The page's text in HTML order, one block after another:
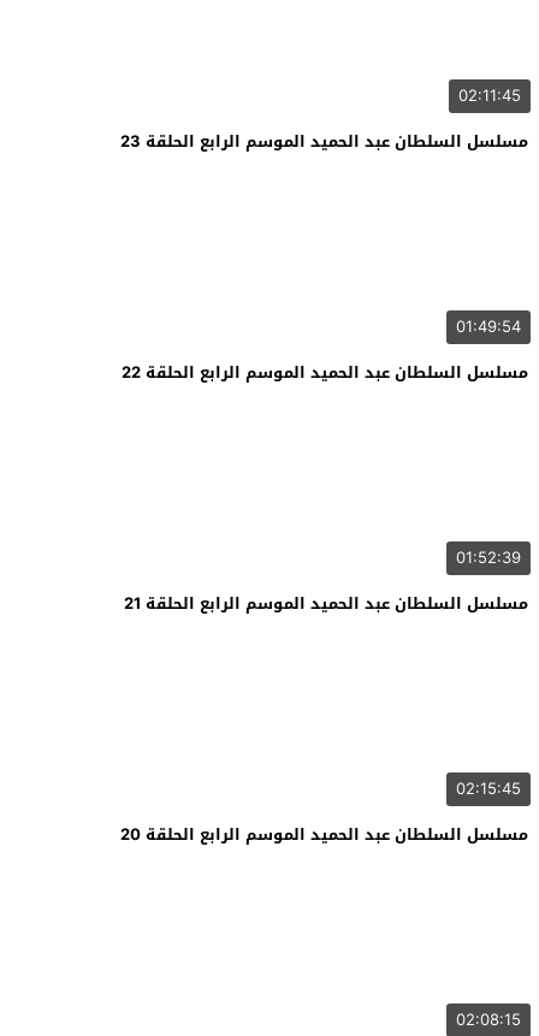
02:11:45
مسلسل السلطان عبد الحميد الموسم الرابع الحلقة 23
01:49:54
مسلسل السلطان عبد الحميد الموسم الرابع الحلقة 22
01:52:39
مسلسل السلطان عبد الحميد الموسم الرابع الحلقة 21
02:15:45
مسلسل السلطان عبد الحميد الموسم الرابع الحلقة 20
02:08:15